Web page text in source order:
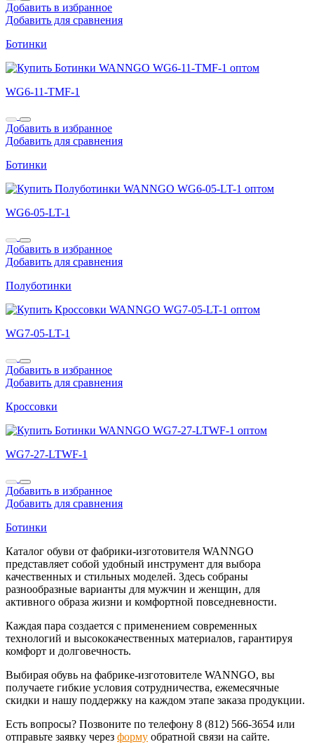
Добавить в избранное
Добавить для сравнения
Ботинки
WG6-11-TMF-1
Добавить в избранное
Добавить для сравнения
Ботинки
WG6-05-LT-1
Добавить в избранное
Добавить для сравнения
Полуботинки
WG7-05-LT-1
Добавить в избранное
Добавить для сравнения
Кроссовки
WG7-27-LTWF-1
Добавить в избранное
Добавить для сравнения
Ботинки
Каталог обуви от фабрики-изготовителя WANNGO
представляет собой удобный инструмент для выбора
качественных и стильных моделей. Здесь собраны
разнообразные варианты для мужчин и женщин, для
активного образа жизни и комфортной повседневности.
Каждая пара создается с применением современных
технологий и высококачественных материалов, гарантируя
комфорт и долговечность.
Выбирая обувь на фабрике-изготовителе WANNGO, вы
получаете гибкие условия сотрудничества, ежемесячные
скидки и нашу поддержку на каждом этапе заказа продукции.
Есть вопросы? Позвоните по телефону 8 (812) 566-3654 или
отправьте заявку через форму обратной связи на сайте.